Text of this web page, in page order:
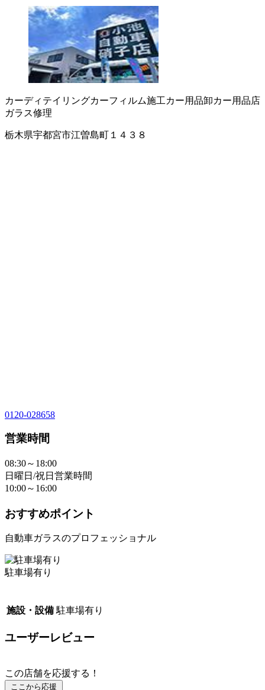
カーディテイリングカーフィルム施工カー用品卸カー用品店
ガラス修理
栃木県宇都宮市江曽島町１４３８
0120-028658
営業時間
08:30～18:00
日曜日/祝日営業時間
10:00～16:00
おすすめポイント
自動車ガラスのプロフェッショナル
駐車場有り
施設・設備 駐車場有り
ユーザーレビュー
この店舗を応援する！
ここから応援